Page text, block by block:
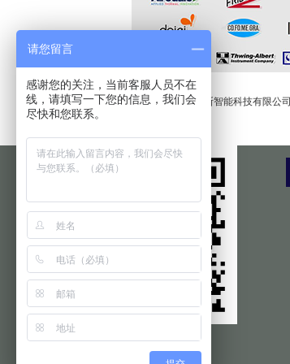
友情链接:
程斯智能|上海程斯智能科技有限公司
请您留言
感谢您的关注，当前客服人员不在
线，请填写一下您的信息，我们会
尽快和您联系。